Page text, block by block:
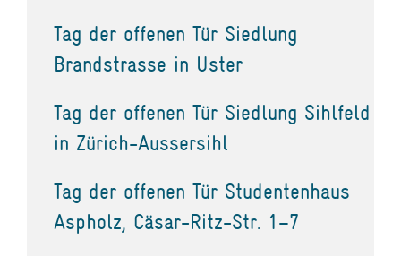
Tag der offenen Tür Siedlung
Brandstrasse in Uster
Tag der offenen Tür Siedlung Sihlfeld
in Zürich-Aussersihl
Tag der offenen Tür Studentenhaus
Aspholz, Cäsar-Ritz-Str. 1–7